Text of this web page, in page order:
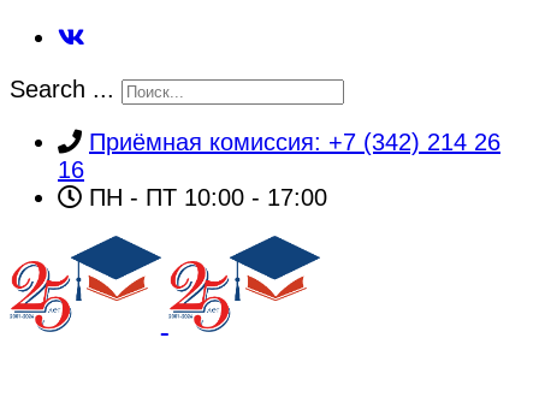
Search ...
Приёмная комиссия: +7 (342) 214 26
16
ПН - ПТ 10:00 - 17:00